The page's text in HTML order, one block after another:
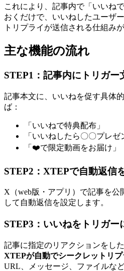
これにより、記事内で「いいね
おくだけで、いいねしたユーザ
トリプライが送信される仕組み
主な機能の流れ
STEP1：記事内にトリガー
記事本文に、いいねを促す具体
ば：
「いいねで特典配布」
「いいねしたら〇〇プレゼ
「❤️で限定動画をお届け」
STEP2：XTEPで自動返信
X（web版・アプリ）で記事を公
して自動返信を設定します。
STEP3：いいねをトリガー
記事に指定のリアクションをし
XTEPが自動でシークレットリ
URL、メッセージ、ファイルな